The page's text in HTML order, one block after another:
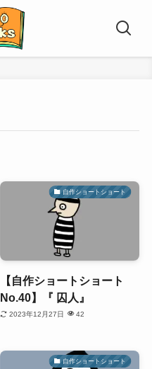
自作ショートショート
【自作ショートショート
No.40】『 囚人』
2023年12月27日 42
自作ショートショート